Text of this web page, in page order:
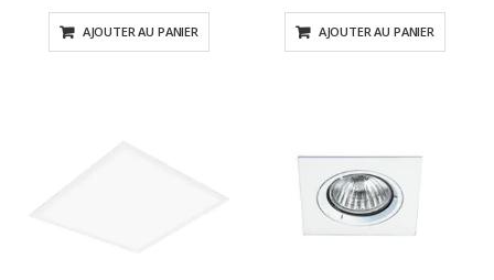
AJOUTER AU PANIER AJOUTER AU PANIER